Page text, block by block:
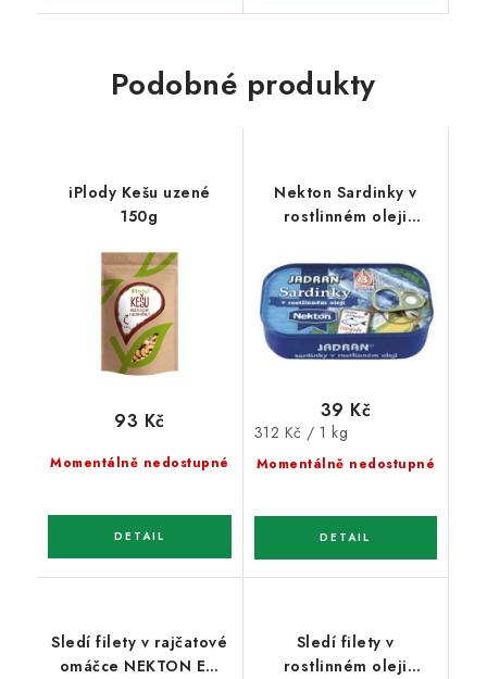
Podobné produkty
iPlody Kešu uzené
150g
Momentálně nedostupné
93 Kč
Nekton Sardinky v
rostlinném oleji
Momentálně nedostupné
39 Kč
Měrná
cena:
312 Kč / 1 kg
Sledí filety v rajčatové
omáčce NEKTON EO
Sledí filety v
rostlinném oleji